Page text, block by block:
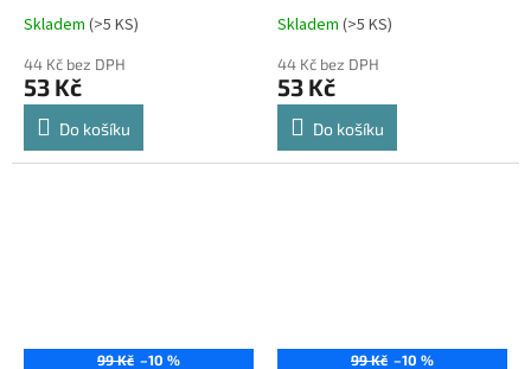
Skladem (>5 KS)
44 Kč bez DPH
53 Kč
Do košíku
Skladem (>5 KS)
44 Kč bez DPH
53 Kč
Do košíku
99 Kč –10 % 99 Kč –10 %